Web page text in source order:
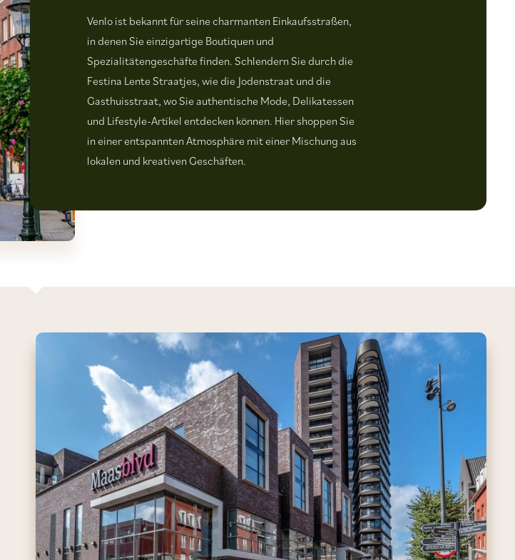
Venlo ist bekannt für seine charmanten Einkaufsstraßen,
in denen Sie einzigartige Boutiquen und
Spezialitätengeschäfte finden. Schlendern Sie durch die
Festina Lente Straatjes, wie die Jodenstraat und die
Gasthuisstraat, wo Sie authentische Mode, Delikatessen
und Lifestyle-Artikel entdecken können. Hier shoppen Sie
in einer entspannten Atmosphäre mit einer Mischung aus
lokalen und kreativen Geschäften.